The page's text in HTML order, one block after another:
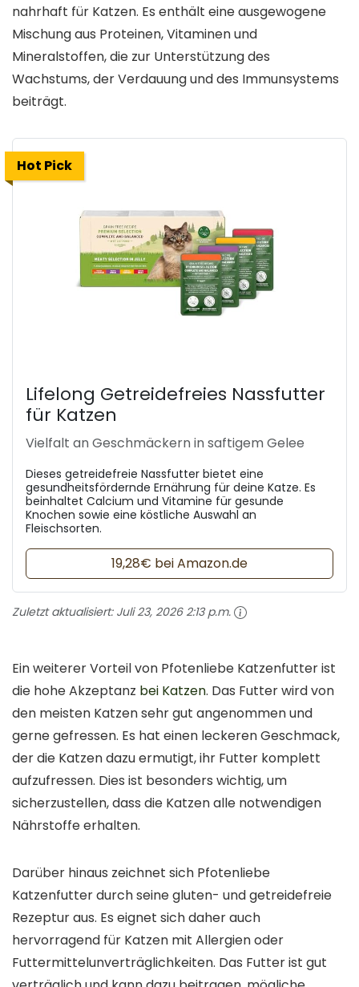
nahrhaft für Katzen. Es enthält eine ausgewogene
Mischung aus Proteinen, Vitaminen und
Mineralstoffen, die zur Unterstützung des
Wachstums, der Verdauung und des Immunsystems
beiträgt.
Hot Pick
Lifelong Getreidefreies Nassfutter
für Katzen
Vielfalt an Geschmäckern in saftigem Gelee
Dieses getreidefreie Nassfutter bietet eine
gesundheitsfördernde Ernährung für deine Katze. Es
beinhaltet Calcium und Vitamine für gesunde
Knochen sowie eine köstliche Auswahl an
Fleischsorten.
19,28€ bei Amazon.de
Zuletzt aktualisiert: Juli 23, 2026 2:13 p.m.
Ein weiterer Vorteil von Pfotenliebe Katzenfutter ist
die hohe Akzeptanz bei Katzen. Das Futter wird von
den meisten Katzen sehr gut angenommen und
gerne gefressen. Es hat einen leckeren Geschmack,
der die Katzen dazu ermutigt, ihr Futter komplett
aufzufressen. Dies ist besonders wichtig, um
sicherzustellen, dass die Katzen alle notwendigen
Nährstoffe erhalten.
Darüber hinaus zeichnet sich Pfotenliebe
Katzenfutter durch seine gluten- und getreidefreie
Rezeptur aus. Es eignet sich daher auch
hervorragend für Katzen mit Allergien oder
Futtermittelunverträglichkeiten. Das Futter ist gut